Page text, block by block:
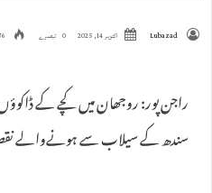
Lubazad اکتوبر 14, 2025 0 تبصرے
راجن پور: روجھان میں کچے کے
سندھ کے سیلاب سے ہونےوالے